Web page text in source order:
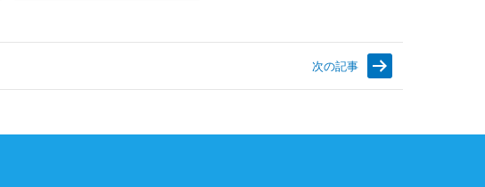
次の記事